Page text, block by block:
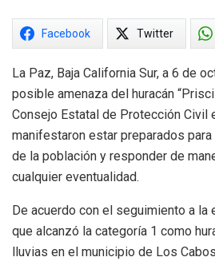
Facebook Twitter
La Paz, Baja California Sur, a 6 de
posible amenaza del huracán
Consejo Estatal de Protección Civil
manifestaron estar preparados
de la población y responder de
cualquier eventualidad.
De acuerdo con el seguimiento a la
que alcanzó la categoría 1 como
lluvias en el municipio de Los